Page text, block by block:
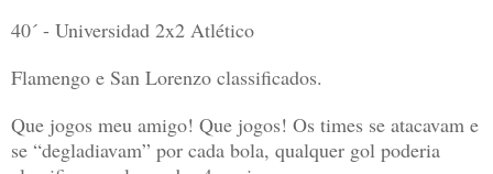
40´ - Universidad 2x2 Atlético
Flamengo e San Lorenzo classificados.
Que jogos meu amigo! Que jogos! Os times se atacavam e
se “degladiavam” por cada bola, qualquer gol poderia